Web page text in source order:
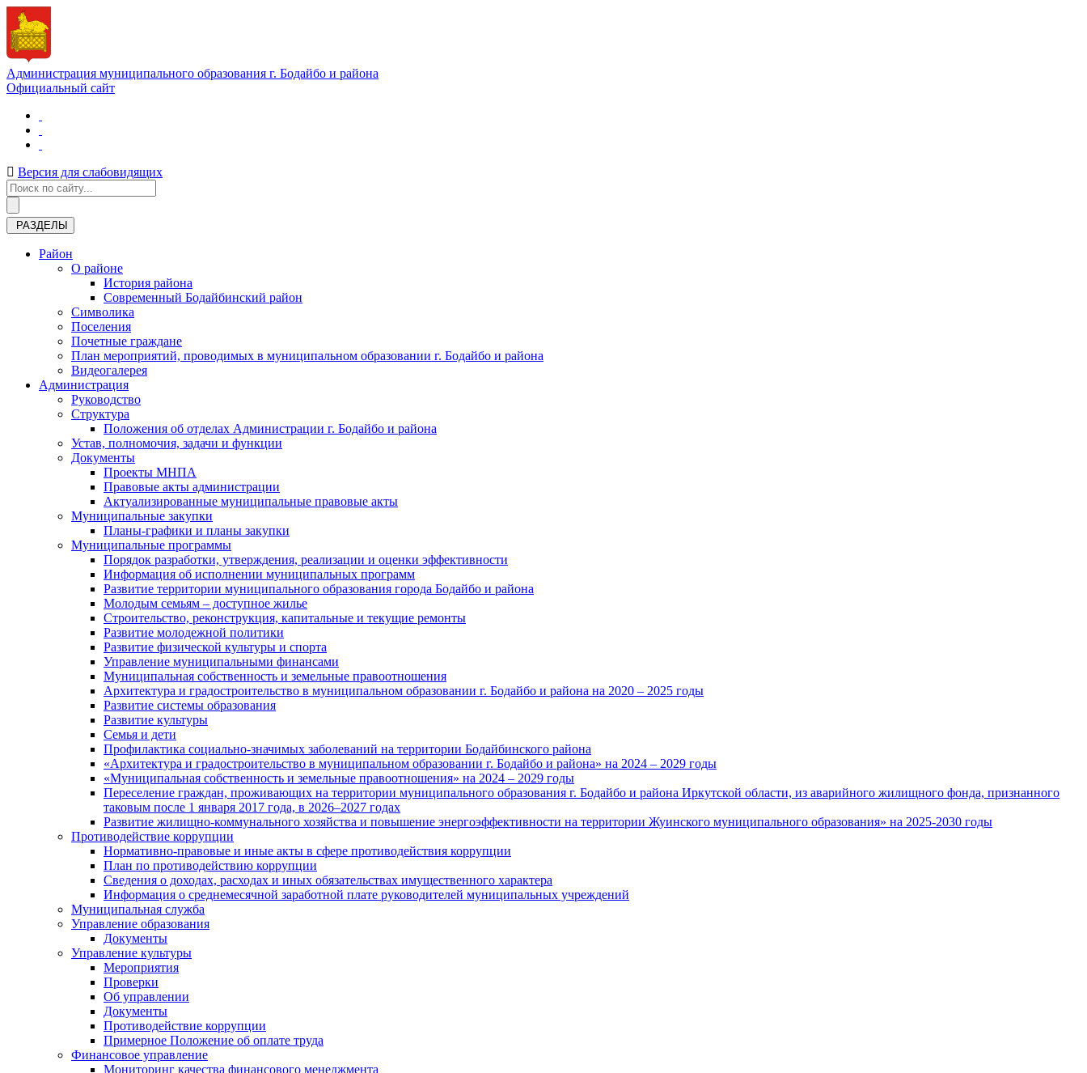
Администрация муниципального образования г. Бодайбо и района
Официальный сайт
Версия для слабовидящих
РАЗДЕЛЫ
Район
О районе
История района
Современный Бодайбинский район
Символика
Поселения
Почетные граждане
План мероприятий, проводимых в муниципальном образовании г. Бодайбо и района
Видеогалерея
Администрация
Руководство
Структура
Положения об отделах Администрации г. Бодайбо и района
Устав, полномочия, задачи и функции
Документы
Проекты МНПА
Правовые акты администрации
Актуализированные муниципальные правовые акты
Муниципальные закупки
Планы-графики и планы закупки
Муниципальные программы
Порядок разработки, утверждения, реализации и оценки эффективности
Информация об исполнении муниципальных программ
Развитие территории муниципального образования города Бодайбо и района
Молодым семьям – доступное жилье
Строительство, реконструкция, капитальные и текущие ремонты
Развитие молодежной политики
Развитие физической культуры и спорта
Управление муниципальными финансами
Муниципальная собственность и земельные правоотношения
Архитектура и градостроительство в муниципальном образовании г. Бодайбо и района на 2020 – 2025 годы
Развитие системы образования
Развитие культуры
Семья и дети
Профилактика социально-значимых заболеваний на территории Бодайбинского района
«Архитектура и градостроительство в муниципальном образовании г. Бодайбо и района» на 2024 – 2029 годы
«Муниципальная собственность и земельные правоотношения» на 2024 – 2029 годы
Переселение граждан, проживающих на территории муниципального образования г. Бодайбо и района Иркутской области, из аварийного жилищного фонда, признанного
таковым после 1 января 2017 года, в 2026–2027 годах
Развитие жилищно-коммунального хозяйства и повышение энергоэффективности на территории Жуинского муниципального образования» на 2025-2030 годы
Противодействие коррупции
Нормативно-правовые и иные акты в сфере противодействия коррупции
План по противодействию коррупции
Сведения о доходах, расходах и иных обязательствах имущественного характера
Информация о среднемесячной заработной плате руководителей муниципальных учреждений
Муниципальная служба
Управление образования
Документы
Управление культуры
Мероприятия
Проверки
Об управлении
Документы
Противодействие коррупции
Примерное Положение об оплате труда
Финансовое управление
Мониторинг качества финансового менеджмента